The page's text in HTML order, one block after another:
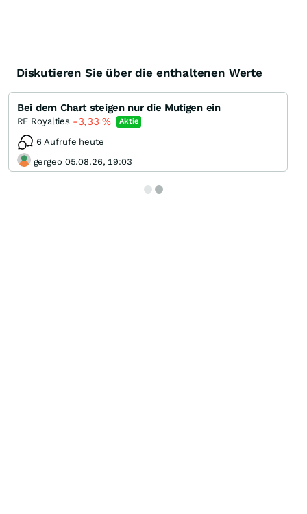
Diskutieren Sie über die enthaltenen Werte
Bei dem Chart steigen nur die Mutigen ein
RE Royalties -3,33% Aktie
6 Aufrufe heute
gergeo 05.08.26, 19:03